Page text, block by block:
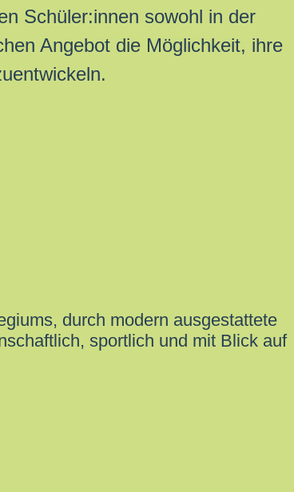
Schüler:innen sowohl in der
Angebot die Möglichkeit, ihre
durch modern ausgestattete
sportlich und mit Blick auf